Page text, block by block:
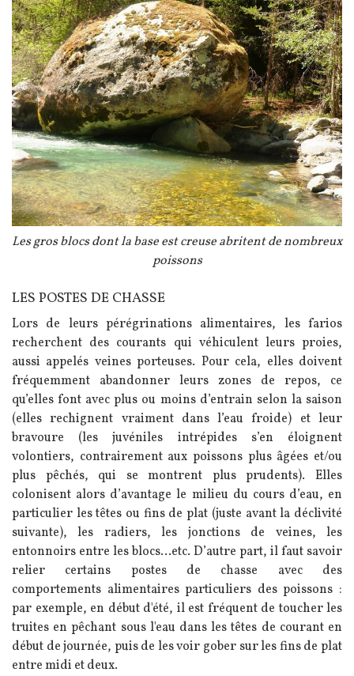
Légende
Les gros blocs dont la base est creuse abritent de nombreux
poissons
Texte
LES POSTES DE CHASSE
Lors de leurs pérégrinations alimentaires, les farios
recherchent des courants qui véhiculent leurs proies,
aussi appelés veines porteuses. Pour cela, elles doivent
fréquemment abandonner leurs zones de repos, ce
qu’elles font avec plus ou moins d’entrain selon la saison
(elles rechignent vraiment dans l’eau froide) et leur
bravoure (les juvéniles intrépides s’en éloignent
volontiers, contrairement aux poissons plus âgées et/ou
plus pêchés, qui se montrent plus prudents). Elles
colonisent alors d’avantage le milieu du cours d’eau, en
particulier les têtes ou fins de plat (juste avant la déclivité
suivante), les radiers, les jonctions de veines, les
entonnoirs entre les blocs...etc. D’autre part, il faut savoir
relier certains postes de chasse avec des
comportements alimentaires particuliers des poissons :
par exemple, en début d'été, il est fréquent de toucher les
truites en pêchant sous l'eau dans les têtes de courant en
début de journée, puis de les voir gober sur les fins de plat
entre midi et deux.